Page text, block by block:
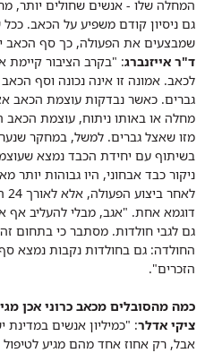
המחלה שלו - אנשים שחולים יותר,
גם ניסיון קודם משפיע על הכאב.
שמבצעים את הפעולה, כך סף הכאב
ד"ר אייזנברג: "בקרב הציבור קיימת
לכאב. אמונה זו אינה נכונה וסף
גברים. כאשר נבדקות עוצמת הכאב
מחלה או באותו ניתוח, עוצמת הכאב
מזו שאצל גברים. למשל, במחקר
בשיתוף עם יחידת הכבד נמצא
ניקור כבד אבחוני, היו גבוהות יותר
דוגמא אחת. "אגב, מבלי להעליב אף
גם לגבי חולדות. מסתבר כי בתחום
החולדה: גם בחולדות נקבות נמצא
הזכרים".
כמה מהסובלים מכאב כרוני אכן
ציקי אדלר: "כמיליון אנשים במדינת
אבל, רק אחוז אחד מהם מגיע